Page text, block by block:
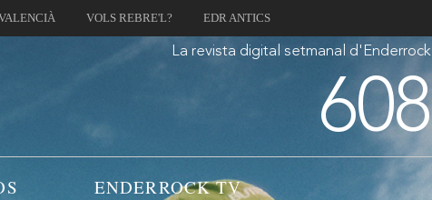
VOLS REBRE'L? EDR ANTICS
La revista digital setmanal d'Enderrock
608
ENDERROCK TV